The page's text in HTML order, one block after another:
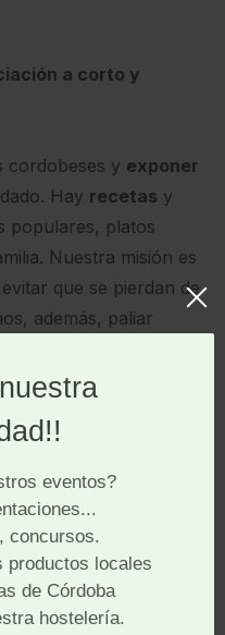
a corto y
cordobeses y exponer
Hay recetas y
populares, platos
Nuestra misión es
que se pierdan de
además, paliar
. En un mundo
decirlo, sino otros lo
consolidar una
atención a cuantos
nuestros Asociados:
Simposios,